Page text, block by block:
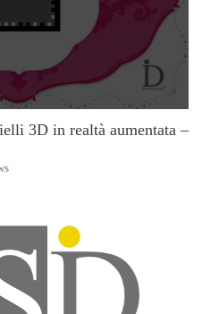
3D in realtà aumentata –